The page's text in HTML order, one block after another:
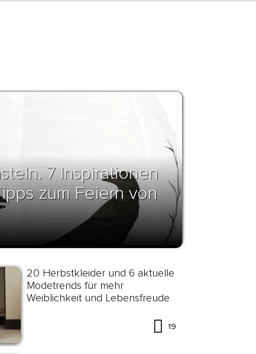
7 Inspirationen
zum Feiern von
20 Herbstkleider und 6 aktuelle
Modetrends für mehr
Weiblichkeit und Lebensfreude
19